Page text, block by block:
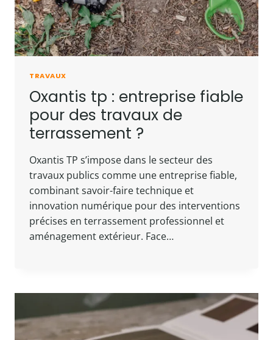
TRAVAUX
Oxantis tp : entreprise fiable
pour des travaux de
terrassement ?
Oxantis TP s’impose dans le secteur des
travaux publics comme une entreprise fiable,
combinant savoir-faire technique et
innovation numérique pour des interventions
précises en terrassement professionnel et
aménagement extérieur. Face…